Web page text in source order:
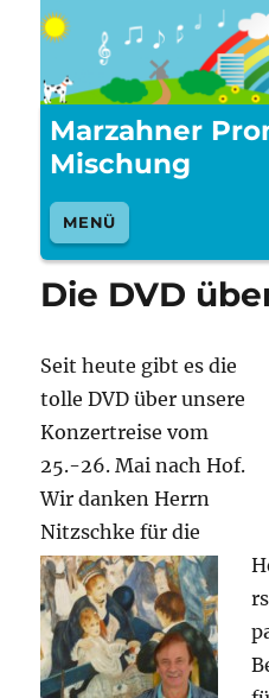
Marzahner
Mischung
MENÜ
Die DVD
Seit heute gibt es die
tolle DVD über unsere
Konzertreise vom
25.-26. Mai nach Hof.
Wir danken Herrn
Nitzschke für die